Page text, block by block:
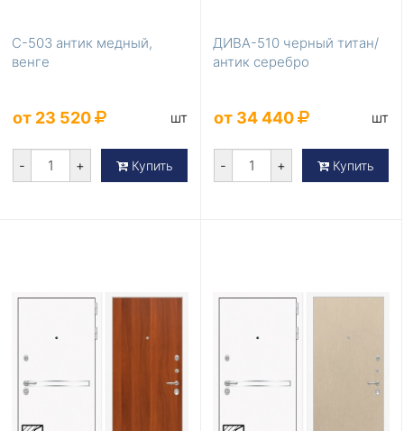
С-503 антик медный,
венге
от 23 520 шт
- + Купить
ДИВА-510 черный титан/
антик серебро
от 34 440 шт
- + Купить